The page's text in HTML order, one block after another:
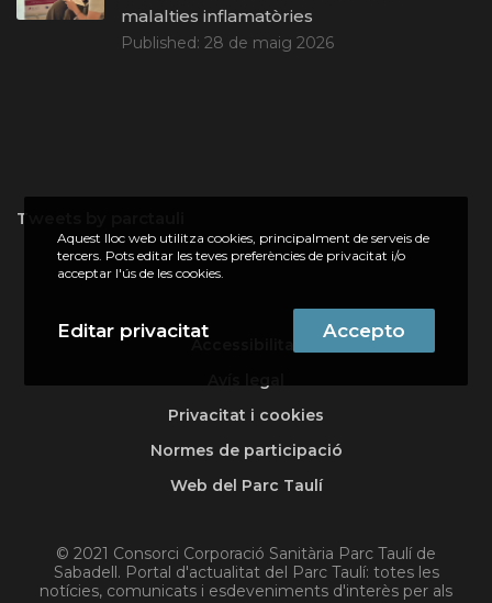
malalties inflamatòries
Published: 28 de maig 2026
Tweets by parctauli
© 2021 Consorci Corporació Sanitària Parc Taulí de
Sabadell. Portal d'actualitat del Parc Taulí: totes les
notícies, comunicats i esdeveniments d'interès per als
Privacitat i cookies
Normes de participació
Web del Parc Taulí
Aquest lloc web utilitza cookies, principalment de serveis de
tercers. Pots editar les teves preferències de privacitat i/o
acceptar l'ús de les cookies.
Editar privacitat Accepto